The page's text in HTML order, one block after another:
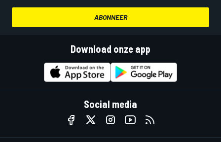
ABONNEER
Download onze app
Social media